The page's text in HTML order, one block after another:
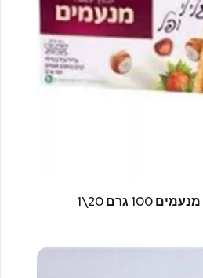
100 גרם 20\1